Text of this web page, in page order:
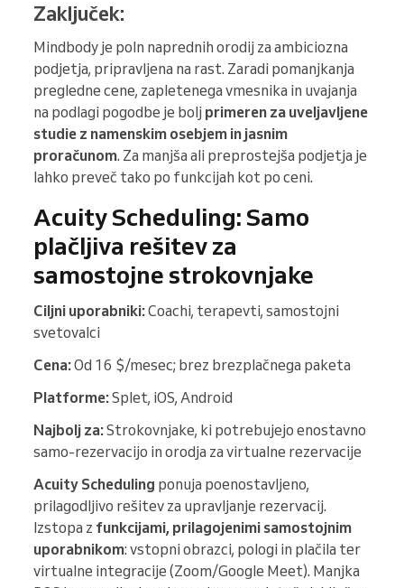
Zaključek:
Mindbody je poln naprednih orodij za ambiciozna
podjetja, pripravljena na rast. Zaradi pomanjkanja
pregledne cene, zapletenega vmesnika in uvajanja
na podlagi pogodbe je bolj primeren za uveljavljene
studie z namenskim osebjem in jasnim
proračunom. Za manjša ali preprostejša podjetja je
lahko preveč tako po funkcijah kot po ceni.
Acuity Scheduling: Samo
plačljiva rešitev za
samostojne strokovnjake
Ciljni uporabniki:Coachi, terapevti, samostojni
svetovalci
Cena:Od 16 $/mesec; brez brezplačnega paketa
Platforme:Splet, iOS, Android
Najbolj za:Strokovnjake, ki potrebujejo enostavno
samo-rezervacijo in orodja za virtualne rezervacije
Acuity Scheduling ponuja poenostavljeno,
prilagodljivo rešitev za upravljanje rezervacij.
Izstopa z funkcijami, prilagojenimi samostojnim
uporabnikom: vstopni obrazci, pologi in plačila ter
virtualne integracije (Zoom/Google Meet). Manjka